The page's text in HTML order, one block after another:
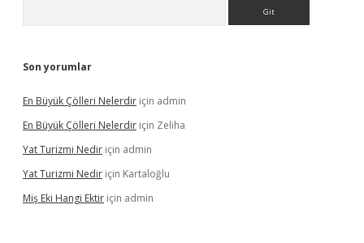
Son yorumlar
En Büyük Çölleri Nelerdir için admin
En Büyük Çölleri Nelerdir için Zeliha
Yat Turizmi Nedir için admin
Yat Turizmi Nedir için Kartaloğlu
Miş Eki Hangi Ektir için admin